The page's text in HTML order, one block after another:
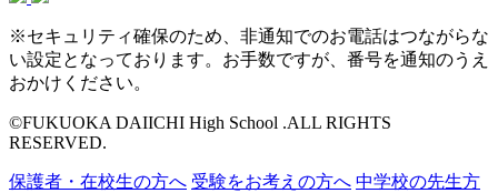
※セキュリティ確保のため、非通知でのお電話はつながらな
い設定となっております。お手数ですが、番号を通知のうえ
おかけください。
©FUKUOKA DAIICHI High School .ALL RIGHTS
RESERVED.
保護者・在校生の方へ 受験をお考えの方へ 中学校の先生方